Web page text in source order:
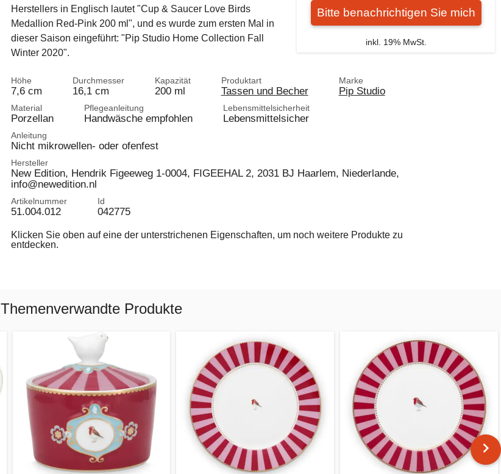
Bitte benachrichtigen Sie mich
inkl. 19% MwSt.
Herstellers in Englisch lautet "Cup & Saucer Love Birds
Medallion Red-Pink 200 ml", und es wurde zum ersten Mal in
dieser Saison eingeführt: "Pip Studio Home Collection Fall
Winter 2020".
Höhe
7,6 cm
Durchmesser
16,1 cm
Kapazität
200 ml
Produktart
Tassen und Becher
Marke
Pip Studio
Material
Porzellan
Pflegeanleitung
Handwäsche empfohlen
Lebensmittelsicherheit
Lebensmittelsicher
Anleitung
Nicht mikrowellen- oder ofenfest
Hersteller
New Edition, Hendrik Figeeweg 1-0004, FIGEEHAL 2, 2031 BJ Haarlem, Niederlande,
info@newedition.nl
Artikelnummer
51.004.012
Id
042775
Klicken Sie oben auf eine der unterstrichenen Eigenschaften, um noch weitere Produkte zu
entdecken.
Themenverwandte Produkte